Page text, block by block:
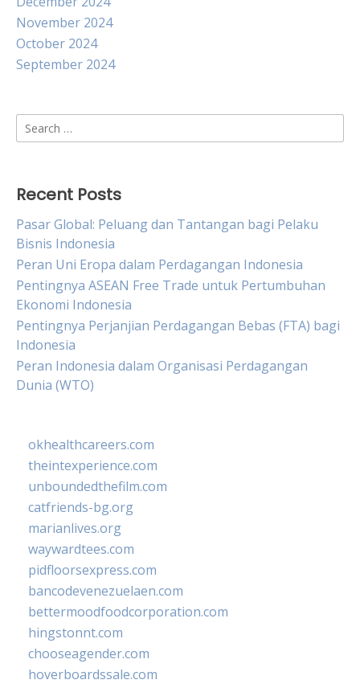
November 2024
October 2024
September 2024
Search
for:
Recent Posts
Pasar Global: Peluang dan Tantangan bagi Pelaku
Bisnis Indonesia
Peran Uni Eropa dalam Perdagangan Indonesia
Pentingnya ASEAN Free Trade untuk Pertumbuhan
Ekonomi Indonesia
Pentingnya Perjanjian Perdagangan Bebas (FTA) bagi
Indonesia
Peran Indonesia dalam Organisasi Perdagangan
Dunia (WTO)
okhealthcareers.com
theintexperience.com
unboundedthefilm.com
catfriends-bg.org
marianlives.org
waywardtees.com
pidfloorsexpress.com
bancodevenezuelaen.com
bettermoodfoodcorporation.com
hingstonnt.com
chooseagender.com
hoverboardssale.com